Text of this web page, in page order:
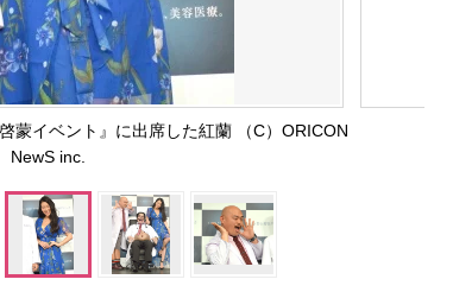
蒙イベント』に出席した紅蘭 （C）ORICON
NewS inc.